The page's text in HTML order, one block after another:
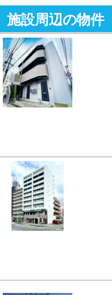
施設周辺の物件